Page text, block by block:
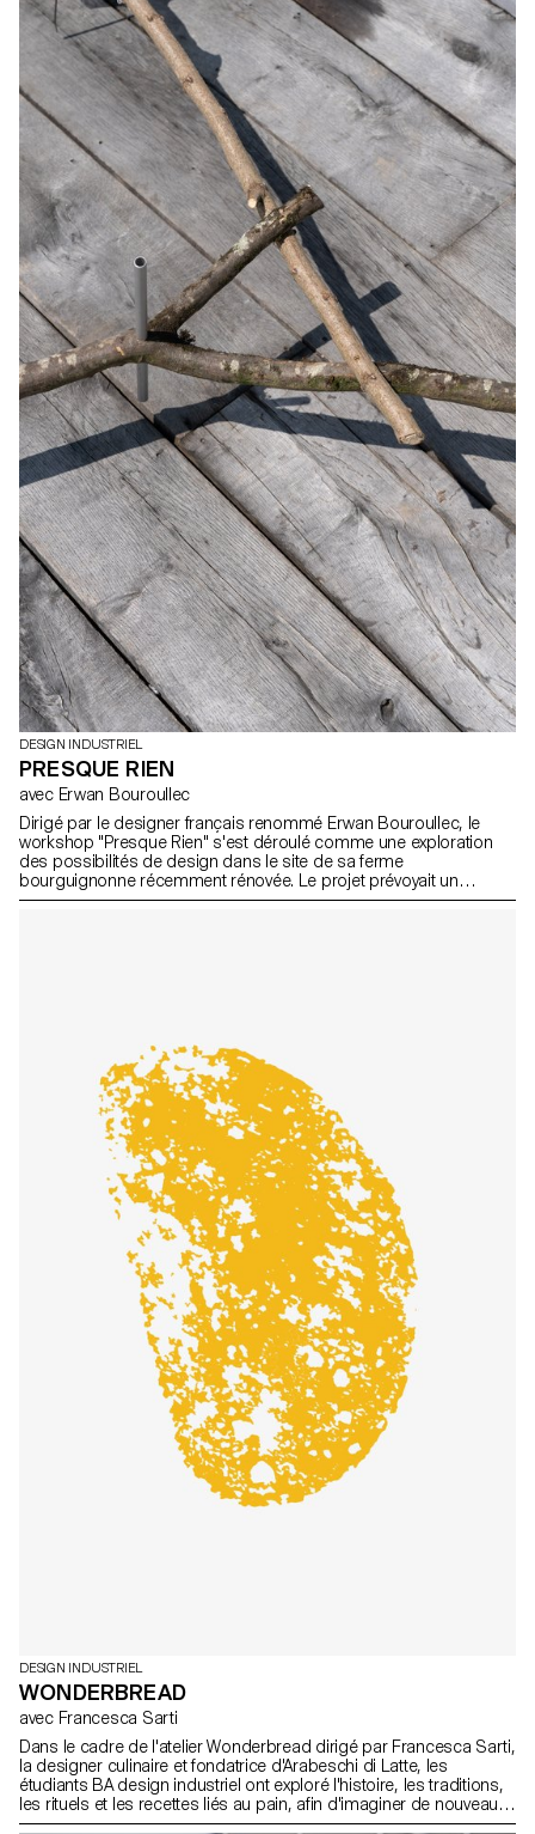
DESIGN INDUSTRIEL
PRESQUE RIEN
avec Erwan Bouroullec
Dirigé par le designer français renommé Erwan Bouroullec, le
workshop "Presque Rien" s'est déroulé comme une exploration
des possibilités de design dans le site de sa ferme
bourguignonne récemment rénovée. Le projet prévoyait un
canevas ouvert, encourageant les étudiants en design industriel
DESIGN INDUSTRIEL
WONDERBREAD
avec Francesca Sarti
Dans le cadre de l'atelier Wonderbread dirigé par Francesca Sarti,
la designer culinaire et fondatrice d'Arabeschi di Latte, les
étudiants BA design industriel ont exploré l'histoire, les traditions,
les rituels et les recettes liés au pain, afin d'imaginer de nouveaux
pains uniques.